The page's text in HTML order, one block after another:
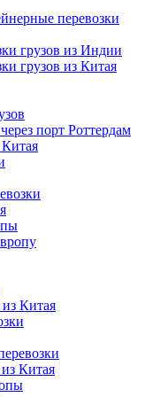
перевозки
грузов из Индии
грузов из Китая
порт Роттердам
Китая
Китая